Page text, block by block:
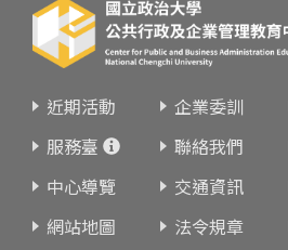
近期活動 企業委訓
服務臺
聯絡我們
中心導覽
交通資訊
網站地圖
法令規章